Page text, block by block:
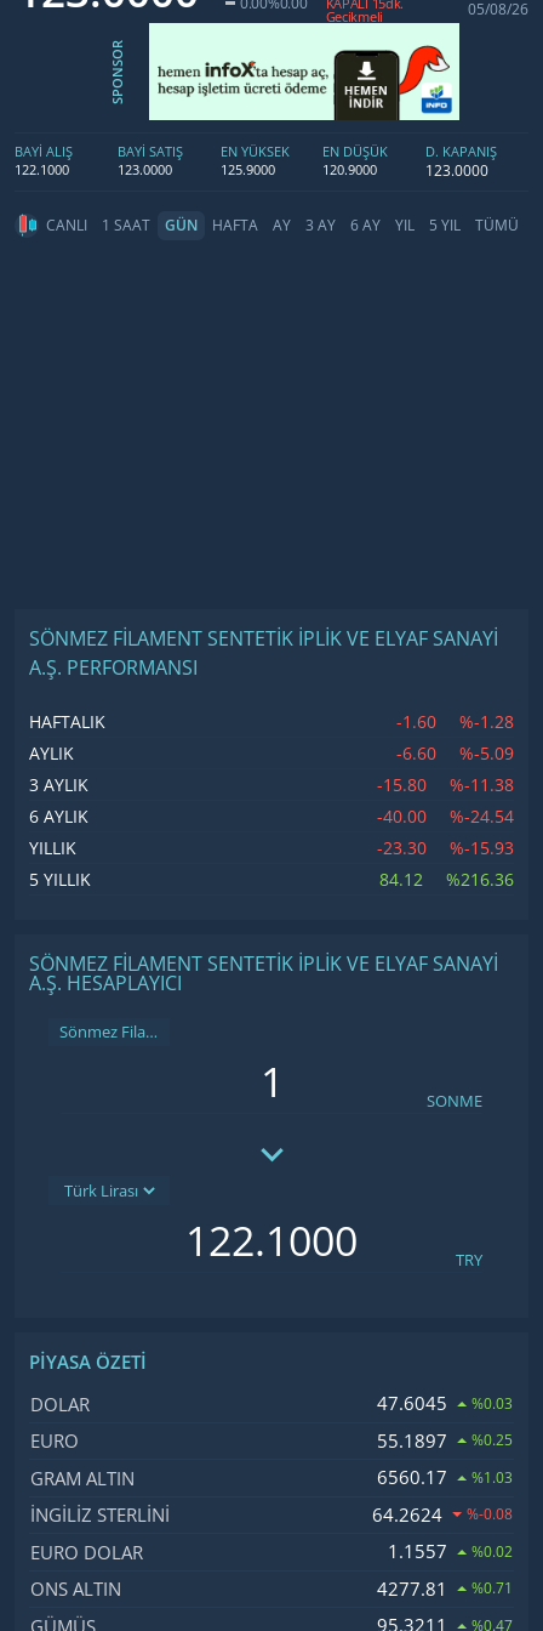
Gecikmeli 05/08/26
SPONSOR
BAYİ ALIŞ
122.1000
BAYİ SATIŞ
123.0000
EN YÜKSEK
125.9000
EN DÜŞÜK
120.9000
D. KAPANIŞ
123.0000
CANLI 1 SAAT GÜN HAFTA AY 3 AY 6 AY YIL 5 YIL TÜMÜ
SÖNMEZ FILAMENT SENTETIK İPLIK VE ELYAF SANAYI
A.Ş. PERFORMANSI
HAFTALIK -1.60
%-1.28
AYLIK
-6.60
%-5.09
3 AYLIK
-15.80
%-11.38
6 AYLIK
-40.00
%-24.54
YILLIK
-23.30
%-15.93
5 YILLIK
84.12 %216.36
SÖNMEZ FILAMENT SENTETIK İPLIK VE ELYAF SANAYI
A.Ş. HESAPLAYICI
Sönmez Filament Sentetik İplik ve Elyaf Sanayi A.Ş.
SONME
TRY
PIYASA ÖZETI
İsim, Kod
DOLAR 47.6045 %0.03
EURO 55.1897 %0.25
GRAM ALTIN 6560.17 %1.03
İNGILIZ STERLINI 64.2624 %-0.08
EURO DOLAR 1.1557 %0.02
ONS ALTIN 4277.81 %0.71
GÜMÜŞ 95.3211 %0.47